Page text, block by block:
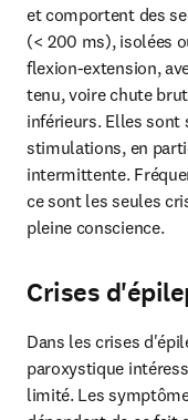
et comportent des
(< 200 ms), isolées
flexion-extension,
tenu, voire chute
inférieurs. Elles sont
stimulations, en
intermittente.
ce sont les seules
pleine conscience.
Crises
Dans les crises
paroxystique
limité. Les